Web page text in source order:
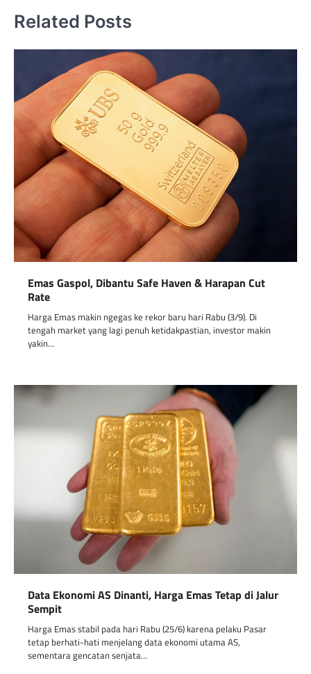
Related Posts
Emas Gaspol, Dibantu Safe Haven & Harapan Cut
Rate
Harga Emas makin ngegas ke rekor baru hari Rabu (3/9). Di
tengah market yang lagi penuh ketidakpastian, investor makin
yakin…
Data Ekonomi AS Dinanti, Harga Emas Tetap di Jalur
Sempit
Harga Emas stabil pada hari Rabu (25/6) karena pelaku Pasar
tetap berhati-hati menjelang data ekonomi utama AS,
sementara gencatan senjata…